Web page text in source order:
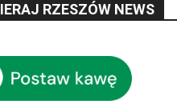
RZESZÓW NEWS